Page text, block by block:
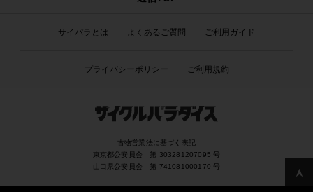
サイパラとは よくあるご質問 ご利用ガイド
プライバシーポリシー ご利用規約
古物営業法に基づく表記
東京都公安員会 第 303281207095 号
山口県公安員会 第 741081000170 号